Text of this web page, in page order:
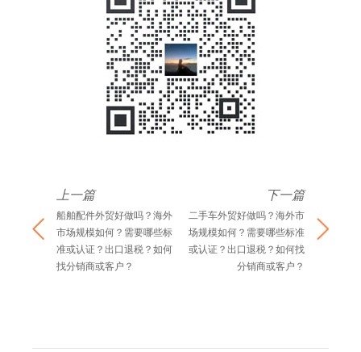
上一篇
船舶配件外贸好做吗？海外
市场规模如何？需要哪些标
准或认证？出口退税？如何
找分销商或客户？
下一篇
二手车外贸好做吗？海外市
场规模如何？需要哪些标准
或认证？出口退税？如何找
分销商或客户？